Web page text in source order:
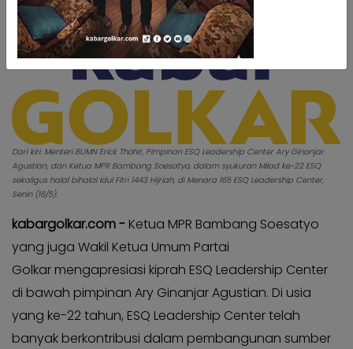
Kabar
Pilkada
Opini
Kabar
Kader
Kabar
Kabar
Kabar
Kabinet
Kabar
UKM
Kabar
DPP
Pojok
Kagol
Kabar
Pilkada
Opini
Kader
Kabar
Kabar
Kabar
Kabinet
Kabar
UKM
Kabar
DPP
Pojok
Kagol
Dari kiri: Menteri BUMN Erick Thohir, Pimpinan ESQ Leadership Center Ary Ginanjar
Agustian, dan Ketua MPR Bambang Soesatyo, dalam syukuran Milad ke-22 ESQ
sekaligus halal bihalal Idul Fitri 1443 Hijriah, di Menara 165 ESQ Leadership Center,
Senin (16/5).
kabargolkar.com - Ketua MPR Bambang Soesatyo
yang juga Wakil Ketua Umum Partai
Golkar mengapresiasi kiprah ESQ Leadership Center
di bawah pimpinan Ary Ginanjar Agustian. Di usia
yang ke-22 tahun, ESQ Leadership Center telah
banyak berkontribusi dalam pembangunan sumber